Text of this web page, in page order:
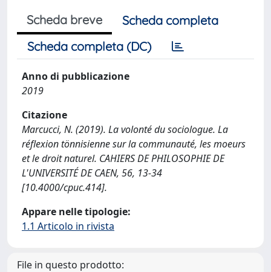
Scheda breve
Scheda completa
Scheda completa (DC)
Anno di pubblicazione
2019
Citazione
Marcucci, N. (2019). La volonté du sociologue. La
réflexion tönnisienne sur la communauté, les moeurs
et le droit naturel. CAHIERS DE PHILOSOPHIE DE
L'UNIVERSITÉ DE CAEN, 56, 13-34
[10.4000/cpuc.414].
Appare nelle tipologie:
1.1 Articolo in rivista
File in questo prodotto: